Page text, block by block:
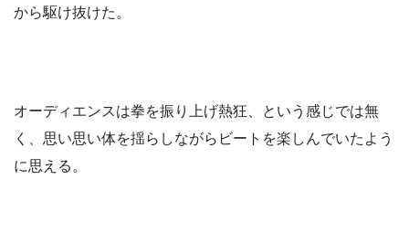
から駆け抜けた。
オーディエンスは拳を振り上げ熱狂、という感じでは無
く、思い思い体を揺らしながらビートを楽しんでいたよう
に思える。